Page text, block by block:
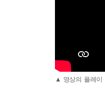
▲ 영상의 플레이